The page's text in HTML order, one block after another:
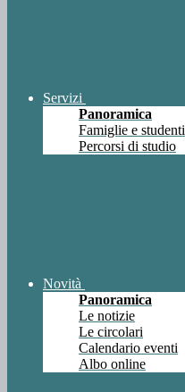
Servizi
Panoramica
Famiglie e studenti
Percorsi di studio
Novità
Panoramica
Le notizie
Le circolari
Calendario eventi
Albo online